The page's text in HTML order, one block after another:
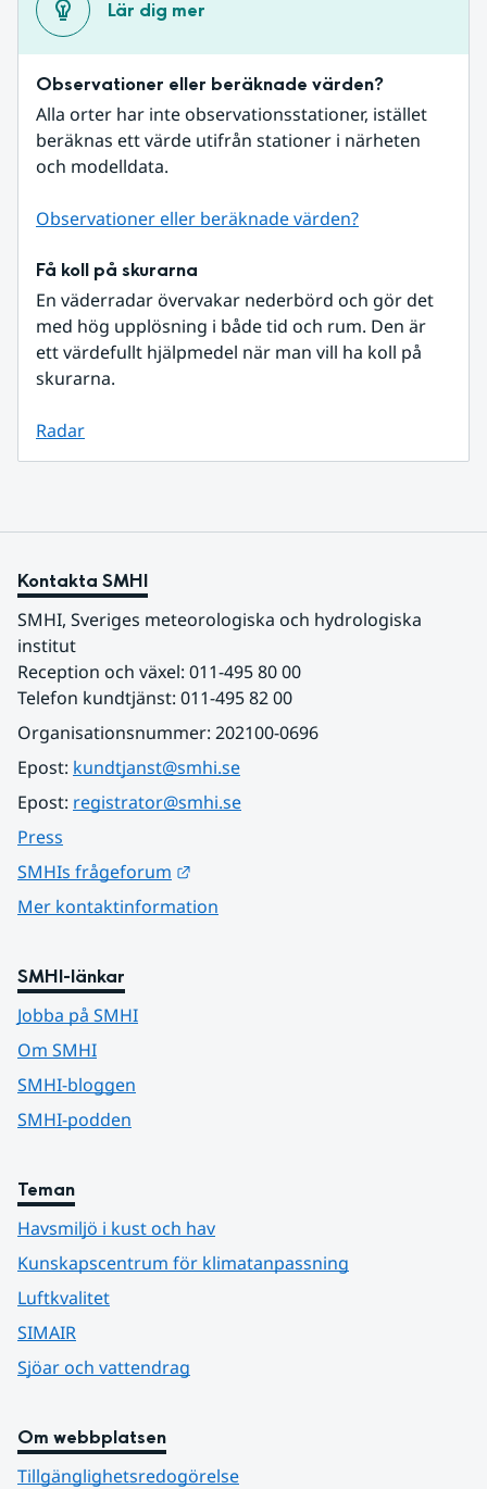
Lär dig mer
Observationer eller beräknade värden?
Alla orter har inte observationsstationer, istället
beräknas ett värde utifrån stationer i närheten
och modelldata.
Observationer eller beräknade värden?
Få koll på skurarna
En väderradar övervakar nederbörd och gör det
med hög upplösning i både tid och rum. Den är
ett värdefullt hjälpmedel när man vill ha koll på
skurarna.
Radar
Kontakta SMHI
SMHI, Sveriges meteorologiska och hydrologiska
institut
Reception och växel: 011-495 80 00
Telefon kundtjänst: 011-495 82 00
Organisationsnummer: 202100-0696
Epost: kundtjanst@smhi.se
Epost: registrator@smhi.se
Press
SMHIs frågeforum
Mer kontaktinformation
SMHI-länkar
Jobba på SMHI
Om SMHI
SMHI-bloggen
SMHI-podden
Teman
Havsmiljö i kust och hav
Kunskapscentrum för klimatanpassning
Luftkvalitet
SIMAIR
Sjöar och vattendrag
Om webbplatsen
Tillgänglighetsredogörelse